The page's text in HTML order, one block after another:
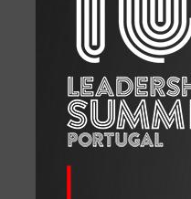
É em momentos de
anestesistas,
sem pensar, ou após
E elas
incomunicável onde não
batida, mas nem por